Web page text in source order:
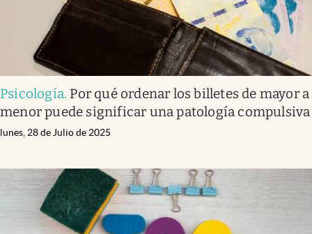
Psicología. Por qué ordenar los billetes de mayor a
menor puede significar una patología compulsiva
lunes, 28 de Julio de 2025